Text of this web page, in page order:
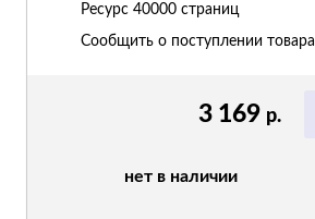
3 169 р.
нет в наличии
Ресурс 40000 страниц
Сообщить о поступлении товара